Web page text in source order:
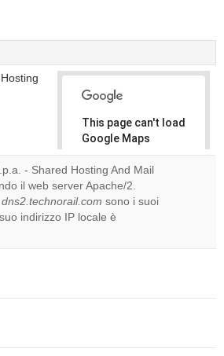
This page can't load
Google Maps
correctly.
Do you
own this
website?
- Shared Hosting And Mail
il web server Apache/2.
dns2.technorail.com sono i suoi
indirizzo IP locale è